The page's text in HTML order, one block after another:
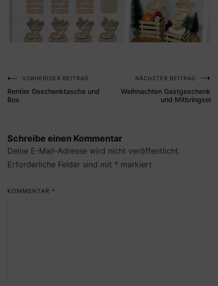
Beitragsnavigation
VORHERIGER BEITRAG
Rentier Geschenktasche und
Box
NÄCHSTER BEITRAG
Weihnachten Gastgeschenk
und Mitbringsel
Schreibe einen Kommentar
Deine E-Mail-Adresse wird nicht veröffentlicht.
Erforderliche Felder sind mit * markiert
KOMMENTAR *